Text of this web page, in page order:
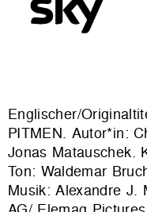
Englischer/
PITMEN. Autor*in:
Jonas Matauschek.
Ton: Waldemar
Musik: Alexandre J.